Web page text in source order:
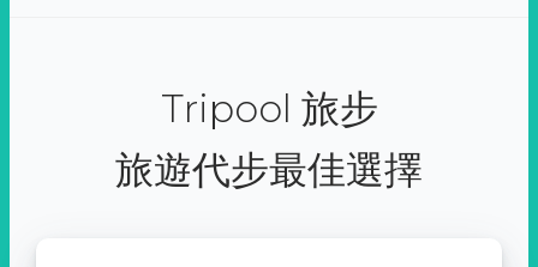
Tripool 旅步
旅遊代步最佳選擇